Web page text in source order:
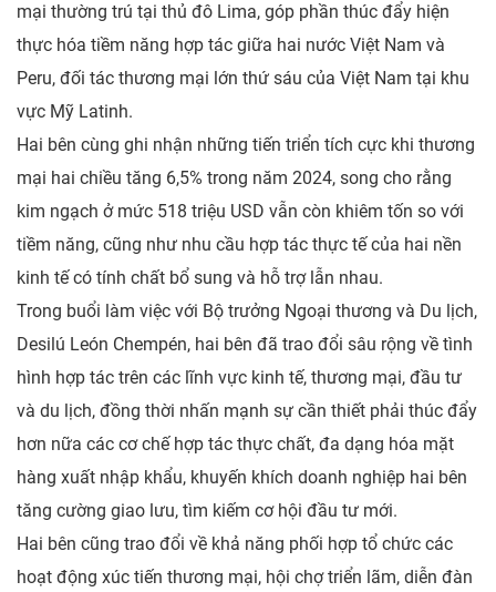
mại thường trú tại thủ đô Lima, góp phần thúc đẩy hiện
thực hóa tiềm năng hợp tác giữa hai nước Việt Nam và
Peru, đối tác thương mại lớn thứ sáu của Việt Nam tại khu
vực Mỹ Latinh.
Hai bên cùng ghi nhận những tiến triển tích cực khi thương
mại hai chiều tăng 6,5% trong năm 2024, song cho rằng
kim ngạch ở mức 518 triệu USD vẫn còn khiêm tốn so với
tiềm năng, cũng như nhu cầu hợp tác thực tế của hai nền
kinh tế có tính chất bổ sung và hỗ trợ lẫn nhau.
Trong buổi làm việc với Bộ trưởng Ngoại thương và Du lịch,
Desilú León Chempén, hai bên đã trao đổi sâu rộng về tình
hình hợp tác trên các lĩnh vực kinh tế, thương mại, đầu tư
và du lịch, đồng thời nhấn mạnh sự cần thiết phải thúc đẩy
hơn nữa các cơ chế hợp tác thực chất, đa dạng hóa mặt
hàng xuất nhập khẩu, khuyến khích doanh nghiệp hai bên
tăng cường giao lưu, tìm kiếm cơ hội đầu tư mới.
Hai bên cũng trao đổi về khả năng phối hợp tổ chức các
hoạt động xúc tiến thương mại, hội chợ triển lãm, diễn đàn